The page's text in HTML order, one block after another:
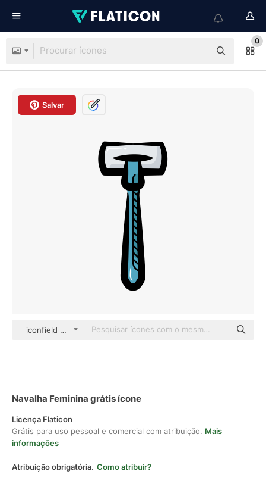
0
Salvar
iconfield Others
Navalha Feminina grátis ícone
Licença Flaticon
Grátis para uso pessoal e comercial com atribuição. Mais
informações
Atribuição obrigatória. Como atribuir?